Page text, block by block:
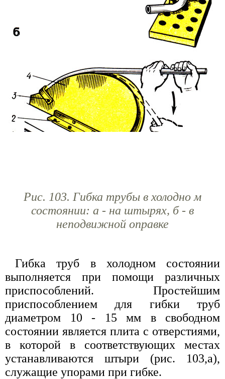
Рис. 103. Гибка трубы в холодно м
состоянии: а - на штырях, б - в
неподвижной оправке
Гибка труб в холодном состоянии
выполняется при помощи различных
приспособлений. Простейшим
приспособлением для гибки труб
диаметром 10 - 15 мм в свободном
состоянии является плита с отверстиями,
в которой в соответствующих местах
устанавливаются штыри (рис. 103,а),
служащие упорами при гибке.